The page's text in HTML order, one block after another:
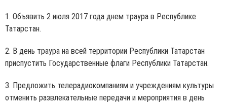
1. Объявить 2 июля 2017 года днем траура в Республике
Татарстан.
2. В день траура на всей территории Республики Татарстан
приспустить Государственные флаги Республики Татарстан.
3. Предложить телерадиокомпаниям и учреждениям культуры
отменить развлекательные передачи и мероприятия в день